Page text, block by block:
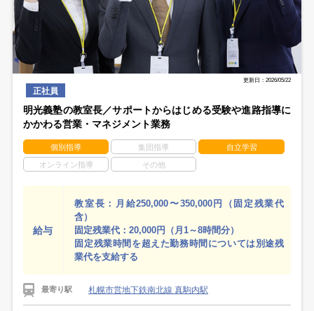
更新日：2026/05/22
正社員
明光義塾の教室長／サポートからはじめる受験や進路指導に
かかわる営業・マネジメント業務
個別指導 集団指導 自立学習
オンライン指導 その他
給与
教室長：月給250,000〜350,000円（固定残業代
含）
固定残業代：20,000円（月1～8時間分）
固定残業時間を超えた勤務時間については別途残
業代を支給する
最寄り駅 札幌市営地下鉄南北線 真駒内駅